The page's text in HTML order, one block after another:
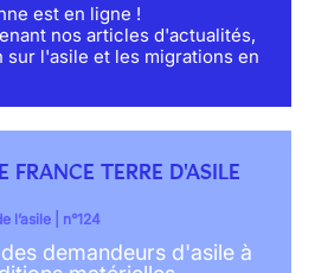
est en ligne !
nos articles d'actualités,
l'asile et les migrations en
FRANCE TERRE D'ASILE
l’asile | n°124
demandeurs d'asile à